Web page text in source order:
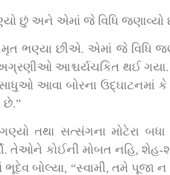
છું અને એમાં જે વિધિ જણાવ્યો
ભણ્યા છીએ. એમાં જે વિધિ
અગ્રણીઓ આશ્ચર્યચકિત થઈ
પ્રસંગે આવ્યા હશે પણ કોઈએ આવી નિષ્ઠા
છે.”
તથા સત્સંગના મોટેરા
તેઓને કોઈની મોબત નહિ,
બોલ્યા, “સ્વામી, તમે પૂજા